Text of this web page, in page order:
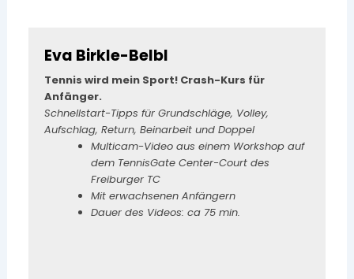
Eva Birkle-Belbl
Tennis wird mein Sport! Crash-Kurs für
Anfänger.
Schnellstart-Tipps für Grundschläge, Volley,
Aufschlag, Return, Beinarbeit und Doppel
Multicam-Video aus einem Workshop auf
dem TennisGate Center-Court des
Freiburger TC
Mit erwachsenen Anfängern
Dauer des Videos: ca 75 min.